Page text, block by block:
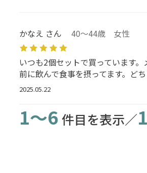
かなえ さん 40～44歳 女性
いつも2個セットで買っています
前に飲んで食事を摂ってます。ど
2025.05.22
1～6 件目を表示／